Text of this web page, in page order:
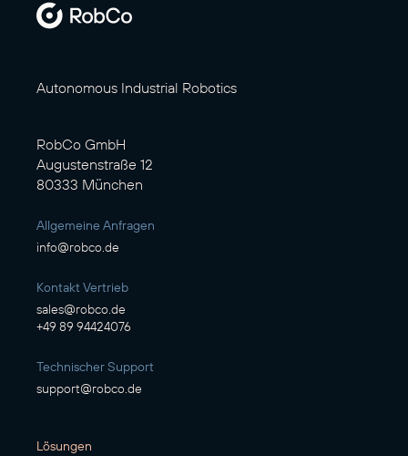
Autonomous Industrial Robotics
RobCo GmbH
Augustenstraße 12
80333 München
Allgemeine Anfragen
info@robco.de
Kontakt Vertrieb
sales@robco.de
+49 89 94424076
Technischer Support
support@robco.de
Lösungen